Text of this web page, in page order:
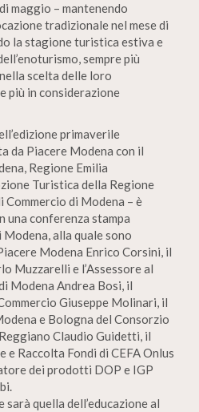
maggio – mantenendo
tradizionale nel mese di
la stagione turistica estiva e
sempre più
scelta delle loro
più in considerazione
primaverile
da Piacere Modena con il
Regione Emilia
Turistica della Regione
Commercio di Modena – è
una conferenza stampa
alla quale sono
Modena Enrico Corsini, il
Muzzarelli e l’Assessore al
Modena Andrea Bosi, il
Giuseppe Molinari, il
e Bologna del Consorzio
Claudio Guidetti, il
e Raccolta Fondi di CEFA Onlus
dei prodotti DOP e IGP
quella dell’educazione al